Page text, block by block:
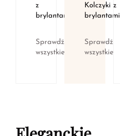
z
brylantami
Sprawdź
wszystkie
Kolczyki z
brylantami
Sprawdź
wszystkie